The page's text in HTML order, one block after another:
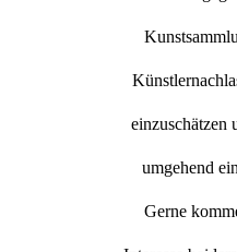
einzuschätzen
umgehend
Gerne